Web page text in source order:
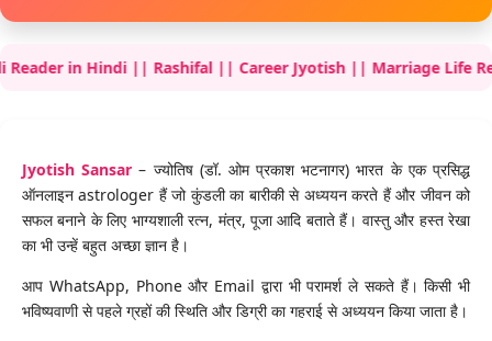
Hindi || Rashifal || Career Jyotish || Marriage Life Reading
Jyotish Sansar – ज्योतिष (डॉ. ओम प्रकाश भटनागर) भारत के एक प्रसिद्ध
ऑनलाइन astrologer हैं जो कुंडली का बारीकी से अध्ययन करते हैं और जीवन को
सफल बनाने के लिए भाग्यशाली रत्न, मंत्र, पूजा आदि बताते हैं। वास्तु और हस्त रेखा
का भी उन्हें बहुत अच्छा ज्ञान है।
आप WhatsApp, Phone और Email द्वारा भी परामर्श ले सकते हैं। किसी भी
भविष्यवाणी से पहले ग्रहों की स्थिति और डिग्री का गहराई से अध्ययन किया जाता है।